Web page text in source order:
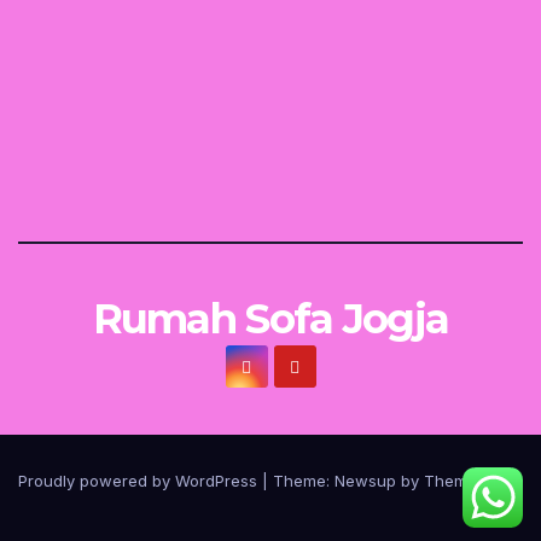
Rumah Sofa Jogja
Proudly powered by WordPress Theme: Newsup by Themeansar .